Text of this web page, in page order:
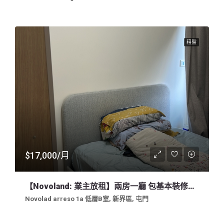
租盤
$17,000/月
【Novoland: 業主放租】兩房一廳 包基本裝修及傢俬
Novolad arreso 1a 低層B室, 新界區, 屯門